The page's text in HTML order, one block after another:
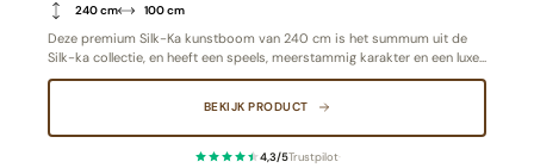
240 cm 100 cm
Deze premium Silk-Ka kunstboom van 240 cm is het summum uit de
Silk-ka collectie, en heeft een speels, meerstammig karakter en een luxe,
natuurlijke uitstraling. De levensechte groene bladeren en verfijnde
Dankzij de royale hoogte en dynamische vorm is hij perfect als
statement piece in stijlvolle interieurs, kantoren of horeca – tijdloos,
onderhoudsvrij en altijd in topvorm.
BEKIJK PRODUCT
4,3/5Trustpilot·